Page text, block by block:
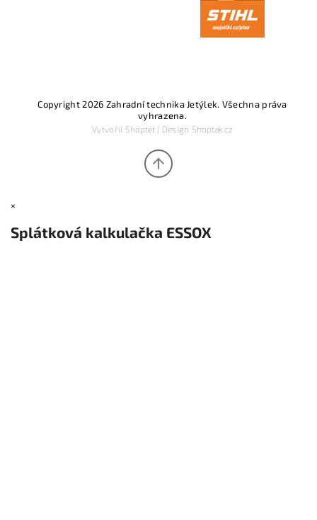
Copyright 2026 Zahradní technika Jetýlek. Všechna práva
vyhrazena.
Vytvořil Shoptet| Design Shoptak.cz
×
Splátková kalkulačka ESSOX